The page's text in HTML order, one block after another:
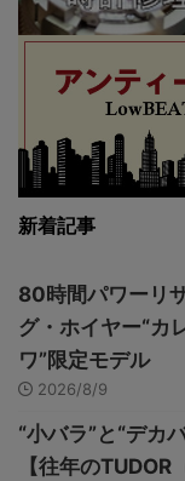
新着記事
80時間パワーリ
グ・ホイヤー“カ
ワ”限定モデル
2026/8/9
“小バラ”と“デカ
【往年のTUDOR